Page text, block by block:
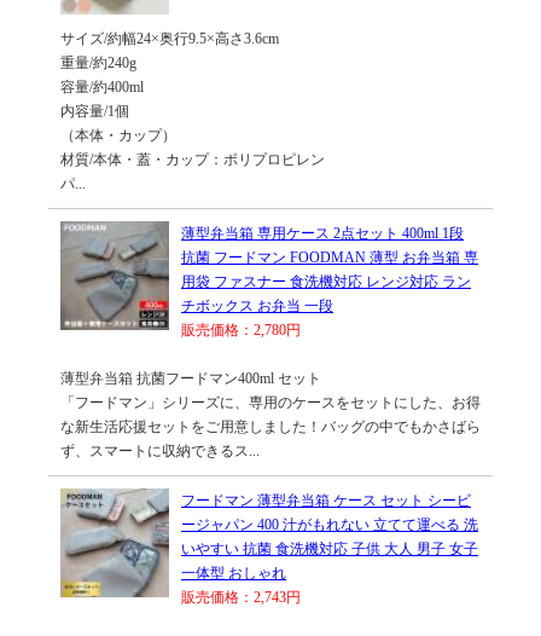
サイズ/約幅24×奥行9.5×高さ3.6cm
重量/約240g
容量/約400ml
内容量/1個
（本体・カップ）
材質/本体・蓋・カップ：ポリプロピレン
パ...
薄型弁当箱 専用ケース 2点セット 400ml 1段
抗菌 フードマン FOODMAN 薄型 お弁当箱 専
用袋 ファスナー 食洗機対応 レンジ対応 ラン
チボックス お弁当 一段
販売価格：2,780円
薄型弁当箱 抗菌フードマン400ml セット
「フードマン」シリーズに、専用のケースをセットにした、お得
な新生活応援セットをご用意しました！バッグの中でもかさばら
ず、スマートに収納できるス...
フードマン 薄型弁当箱 ケース セット シービ
ージャパン 400 汁がもれない 立てて運べる 洗
いやすい 抗菌 食洗機対応 子供 大人 男子 女子
一体型 おしゃれ
販売価格：2,743円